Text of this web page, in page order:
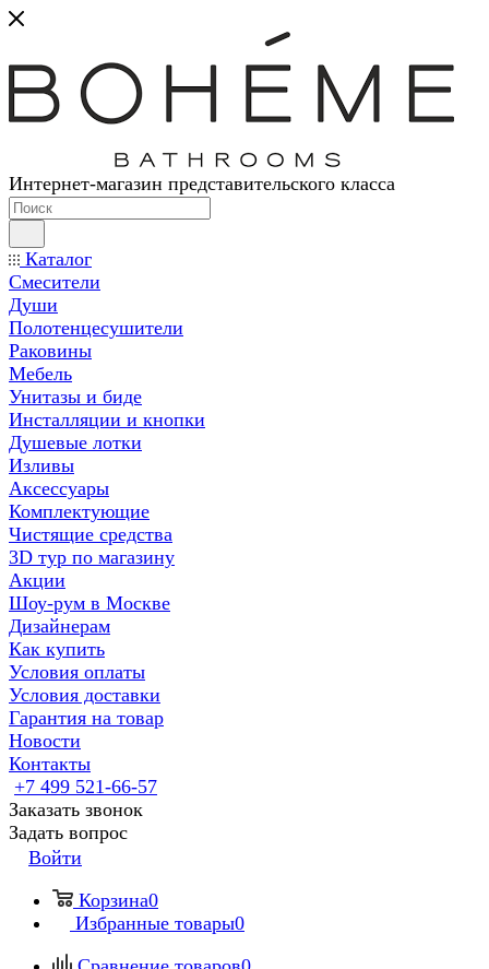
Интернет-магазин представительского класса
Каталог
Смесители
Души
Полотенцесушители
Раковины
Мебель
Унитазы и биде
Инсталляции и кнопки
Душевые лотки
Изливы
Аксессуары
Комплектующие
Чистящие средства
3D тур по магазину
Акции
Шоу-рум в Москве
Дизайнерам
Как купить
Условия оплаты
Условия доставки
Гарантия на товар
Новости
Контакты
+7 499 521-66-57
Заказать звонок
Задать вопрос
Войти
Корзина0
Избранные товары0